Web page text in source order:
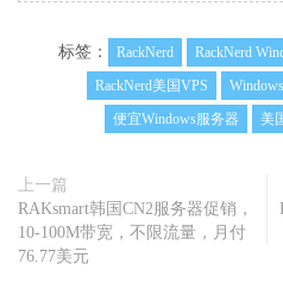
标签： RackNerd RackNerd
RackNerd美国VPS
便宜Windows服务器
美
上一篇
RAKsmart韩国CN2服务器促销，
10-100M带宽，不限流量，月付
76.77美元